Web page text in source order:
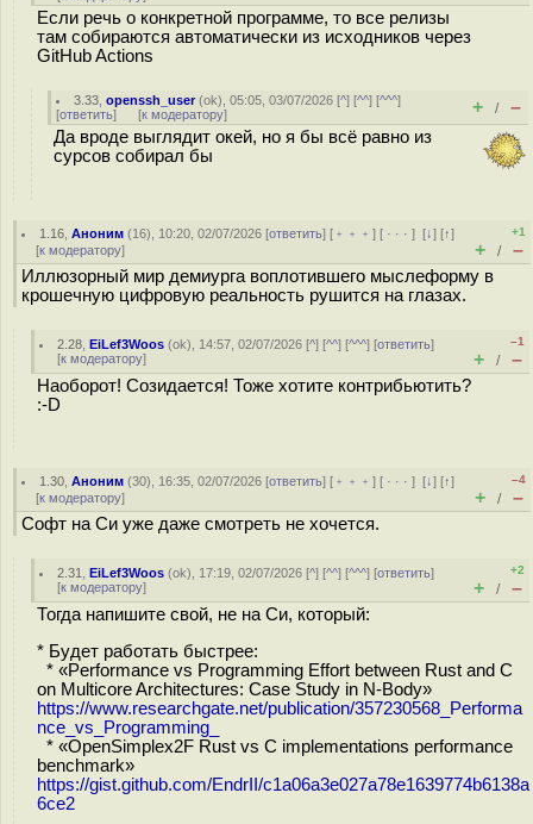
Если речь о конкретной программе, то все релизы
там собираются автоматически из исходников через
GitHub Actions
3.33 ,openssh_user(ok), 05:05, 03/07/2026 [^] [^^] [^^^]
[ответить] [к модератору] + / –
Да вроде выглядит окей, но я бы всё равно из
сурсов собирал бы
1.16 ,Аноним (16), 10:20, 02/07/2026 [ответить] [ ﹢﹢﹢] [ · · ·][↓] [↑]
[к модератору]
+1
+ / –
Иллюзорный мир демиурга воплотившего мыслеформу в
крошечную цифровую реальность рушится на глазах.
2.28 ,EiLef3Woos (ok), 14:57, 02/07/2026 [^] [^^] [^^^] [ответить]
[к модератору]
–1
+ / –
Наоборот! Созидается! Тоже хотите контрибьютить?
:-D
1.30 ,Аноним (30), 16:35, 02/07/2026 [ответить] [ ﹢﹢﹢] [ · · ·][↓] [↑]
[к модератору]
–4
+ / –
Софт на Си уже даже смотреть не хочется.
2.31 ,EiLef3Woos (ok), 17:19, 02/07/2026 [^] [^^] [^^^] [ответить]
[к модератору]
+2
+ / –
Тогда напишите свой, не на Си, который:
* Будет работать быстрее:
* «Performance vs Programming Effort between Rust and C
on Multicore Architectures: Case Study in N-Body»
https://www.researchgate.net/publication/357230568_Performa
nce_vs_Programming_
* «OpenSimplex2F Rust vs C implementations performance
benchmark»
https://gist.github.com/EndrII/c1a06a3e027a78e1639774b6138a
6ce2